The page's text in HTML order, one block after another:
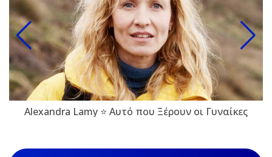
Alexandra Lamy ⭐ Αυτό που Ξέρουν οι Γυναίκες